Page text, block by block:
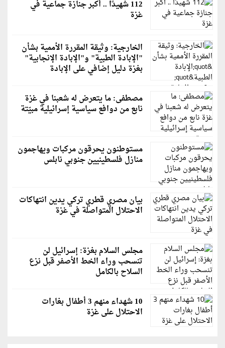
112 شهيدًا .. أكبر جنازة جماعية في
غزة
الخارجية: وثيقة المقررة الأممية بشأن
"الإبادة الطبية" و"الإبادة الإنجابية"
بغزة دليل إضافي على الإبادة
مصطفى: ما يتعرض له شعبنا في غزة
نابع من دوافع سياسية إسرائيلية مبيّتة
مستوطنون يحرقون مركبات ويهاجمون
منازل فلسطينيين جنوبي نابلس
بيان مصري قطري تركي يدين انتهاكات
الاحتلال المتواصلة في غزة
مجلس السلام بغزة: إسرائيل لن
تنسحب وراء الخط الأصفر قبل نزع
السلاح بالكامل
10 شهداء منهم 3 أطفال بغارات
الاحتلال على غزة